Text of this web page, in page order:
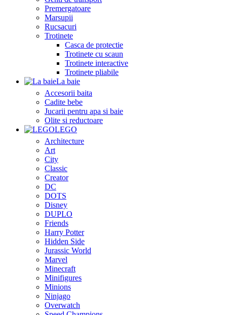
Premergatoare
Marsupii
Rucsacuri
Trotinete
Casca de protectie
Trotinete cu scaun
Trotinete interactive
Trotinete pliabile
La baie
Accesorii baita
Cadite bebe
Jucarii pentru apa si baie
Olite si reductoare
LEGO
Architecture
Art
City
Classic
Creator
DC
DOTS
Disney
DUPLO
Friends
Harry Potter
Hidden Side
Jurassic World
Marvel
Minecraft
Minifigures
Minions
Ninjago
Overwatch